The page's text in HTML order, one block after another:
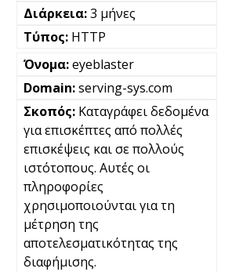
3 μήνες
HTTP
eyeblaster
serving-sys.com
Καταγράφει δεδομένα
για επισκέπτες από πολλές
επισκέψεις και σε πολλούς
ιστότοπους. Αυτές οι
πληροφορίες
χρησιμοποιούνται για τη
μέτρηση της
αποτελεσματικότητας της
διαφήμισης.